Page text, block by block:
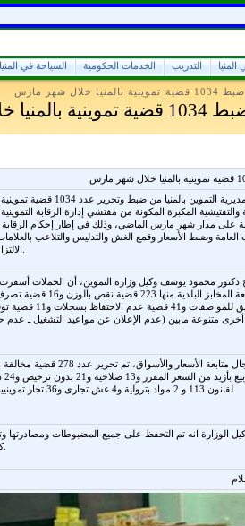
المنيا التدريب الخدمات الحكومية السياحة في المنيا
ضبط 1034 قضية تموينية بالمنيا خلال شهر مارس
بالمنيا خلال شهر مارس
تمكنت مديرية التموين
والتفتيشية المكبرة المكونة من مفتشي إدارة الرقابة
على مدار شهر مارس الماضي، وذلك في إطار إحكام الرقابة
العامة وضبط الأسعار وقمع الغش والتدليس والتلاعب
متنوعة مابين (عدم الإعلان عن مواعيد التشغيل ـ
الوزارة انه تم التحفظ على جميع المضبوطات ومصادرتها
كافة الإجراءات القانونية اللازمة.